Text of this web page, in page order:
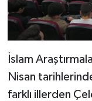
İslam
Nisan
farklı illerden
Denizli
Diyarbakır
Düzce
Diyanet TV
İhtida
YAŞAM